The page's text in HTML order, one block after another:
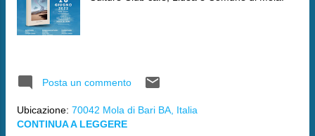
Posta un commento
Ubicazione: 70042 Mola di Bari BA, Italia
CONTINUA A LEGGERE